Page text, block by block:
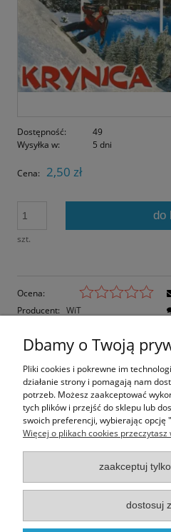
Dostępność:
49
Wysyłka w:
5 dni
Cena: 2,50 zł
szt.
do
Ocena:
Producent: WiT
Opis
Opinie o produkcie (0)
Rozmiar pocztówki: 14,8x10,5 cm
Moje
Dbamy o Twoją
Pliki cookies i pokrewne im
działanie strony i pomagają nam
potrzeb. Możesz zaakceptować
tych plików i przejść do sklepu lub
swoich preferencji, wybierając opcję
Więcej o plikach cookies
zaakceptuj
dostosuj